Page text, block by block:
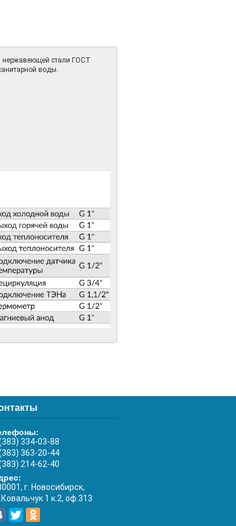
нержавеющей стали ГОСТ
воды.
334-03-88
363-20-44
214-62-40
г. Новосибирск,
1 к.2, оф.313